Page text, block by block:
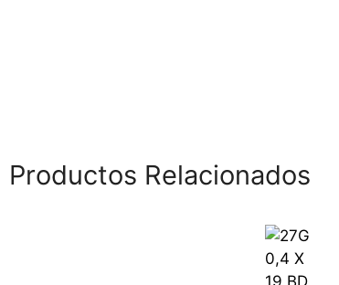
Productos Relacionados